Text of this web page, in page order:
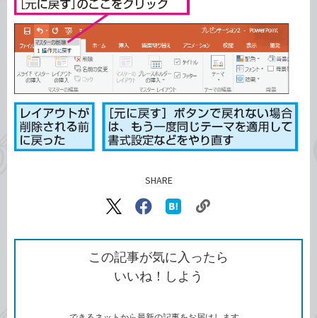
SHARE
X（旧
で
シ
ェ
ア
Facebook
シ
ェ
ア
な
ッ
ク
ク
ク
を
コ
この記事が気に入ったら
いいね！しよう